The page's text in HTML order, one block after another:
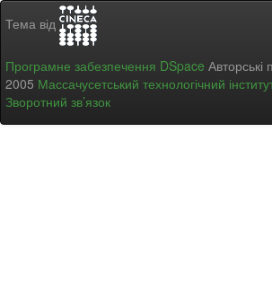
Тема від
Програмне забезпечення DSpace
2005 Массачусетський технологічний
Зворотний зв’язок